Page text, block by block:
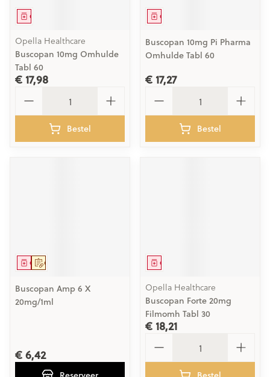
Geneesmiddel
Opella Healthcare
Buscopan 10mg Omhulde
Tabl 60
€ 17,98
Bestel
Geneesmiddel
Buscopan 10mg Pi Pharma
Omhulde Tabl 60
€ 17,27
Bestel
Op voorschrift
Geneesmiddel
Buscopan Amp 6 X
20mg/1ml
€ 6,42
Geneesmiddel
Opella Healthcare
Buscopan Forte 20mg
Filmomh Tabl 30
€ 18,21